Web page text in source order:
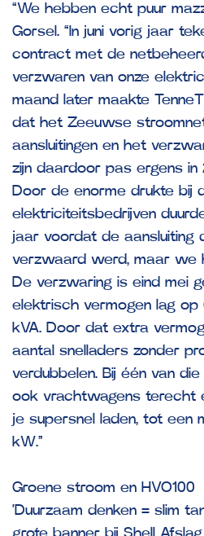
“We hebben echt puur
Gorsel. “In juni vorig jaar
contract met de
verzwaren van onze
maand later maakte
dat het Zeeuwse
aansluitingen en het
zijn daardoor pas ergens in
Door de enorme drukte bij
elektriciteitsbedrijven
jaar voordat de aansluiting
verzwaard werd, maar we
De verzwaring is eind mei
elektrisch vermogen lag op
kVA. Door dat extra
aantal snelladers zonder
verdubbelen. Bij één van die
ook vrachtwagens terecht
je supersnel laden, tot een
kW.”
Groene stroom en HVO100
‘Duurzaam denken = slim